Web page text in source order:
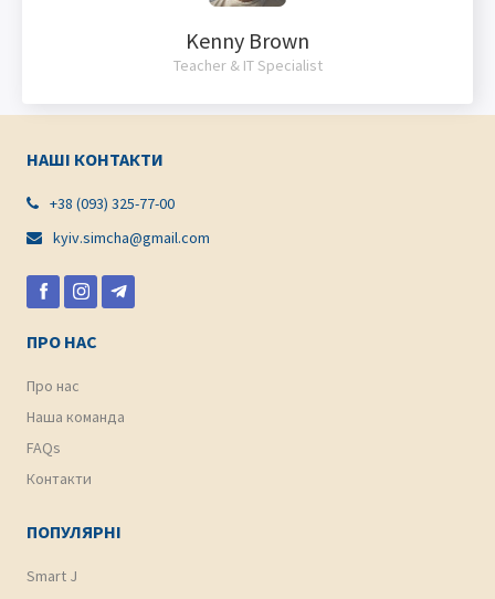
Kenny Brown
Teacher & IT Specialist
НАШІ КОНТАКТИ
 +38 (093) 325-77-00
 kyiv.simcha@gmail.com
ПРО НАС
Про нас
Наша команда
FAQs
Контакти
ПОПУЛЯРНІ
Smart J